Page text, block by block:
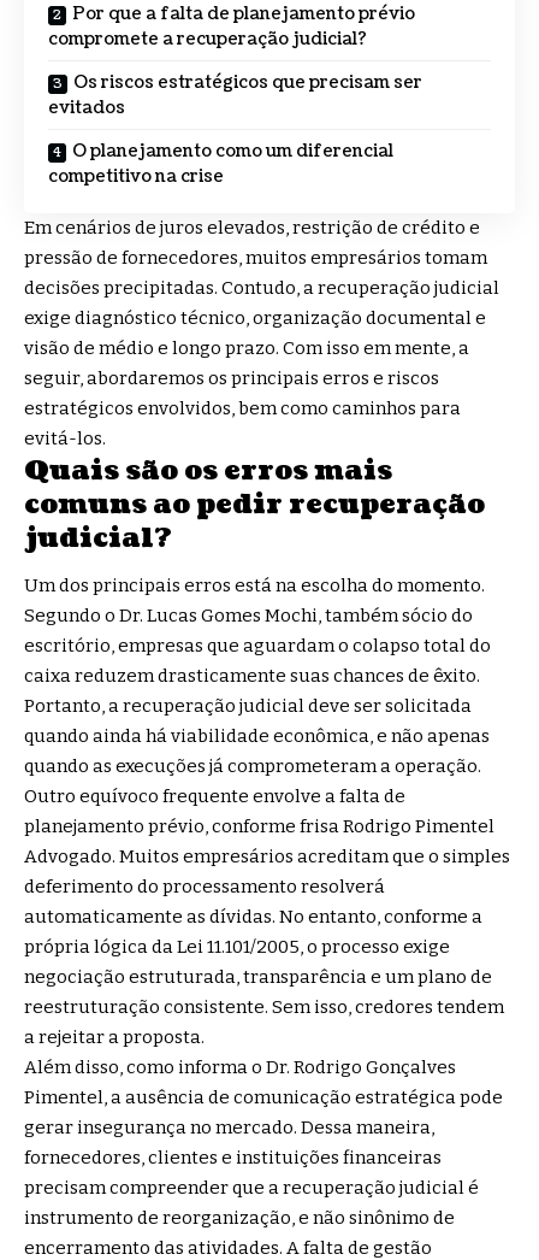
Por que a falta de planejamento prévio
compromete a recuperação judicial?
Os riscos estratégicos que precisam ser
evitados
O planejamento como um diferencial
competitivo na crise
Em cenários de juros elevados, restrição de crédito e
pressão de fornecedores, muitos empresários tomam
decisões precipitadas. Contudo, a recuperação judicial
exige diagnóstico técnico, organização documental e
visão de médio e longo prazo. Com isso em mente, a
seguir, abordaremos os principais erros e riscos
estratégicos envolvidos, bem como caminhos para
evitá-los.
Quais são os erros mais
comuns ao pedir recuperação
judicial?
Um dos principais erros está na escolha do momento.
Segundo o Dr. Lucas Gomes Mochi, também sócio do
escritório, empresas que aguardam o colapso total do
caixa reduzem drasticamente suas chances de êxito.
Portanto, a recuperação judicial deve ser solicitada
quando ainda há viabilidade econômica, e não apenas
quando as execuções já comprometeram a operação.
Outro equívoco frequente envolve a falta de
planejamento prévio, conforme frisa Rodrigo Pimentel
Advogado. Muitos empresários acreditam que o simples
deferimento do processamento resolverá
automaticamente as dívidas. No entanto, conforme a
própria lógica da Lei 11.101/2005, o processo exige
negociação estruturada, transparência e um plano de
reestruturação consistente. Sem isso, credores tendem
a rejeitar a proposta.
Além disso, como informa o Dr. Rodrigo Gonçalves
Pimentel, a ausência de comunicação estratégica pode
gerar insegurança no mercado. Dessa maneira,
fornecedores, clientes e instituições financeiras
precisam compreender que a recuperação judicial é
instrumento de reorganização, e não sinônimo de
encerramento das atividades. A falta de gestão